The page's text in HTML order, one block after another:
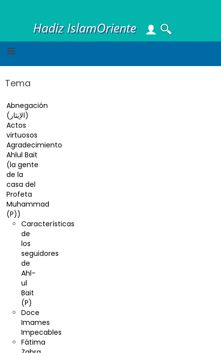
Hadiz IslamOriente
Tema
Abnegación
(الإيثار)
Actos
virtuosos
Agradecimiento
Ahlul Bait
(la gente
de la
casa del
Profeta
Muhammad
(P))
Características
de
los
seguidores
de
Ahl-
ul
Bait
(P)
Doce
Imames
Impecables
Fátima